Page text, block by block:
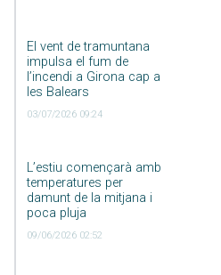
El vent de tramuntana
impulsa el fum de
l’incendi a Girona cap a
les Balears
03/07/2026 09:24
L’estiu començarà amb
temperatures per
damunt de la mitjana i
poca pluja
09/06/2026 02:52